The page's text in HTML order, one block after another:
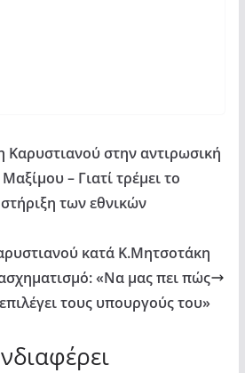
στην αντιρωσική
– Γιατί τρέμει το
των εθνικών
κατά Κ.Μητσοτάκη
«Να μας πει πώς
επιλέγει τους υπουργούς του»